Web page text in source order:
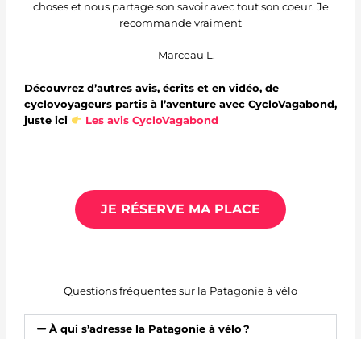
choses et nous partage son savoir avec tout son coeur. Je
recommande vraiment
Marceau L.
Découvrez d’autres avis, écrits et en vidéo, de
cyclovoyageurs partis à l’aventure avec CycloVagabond,
juste ici
Les avis CycloVagabond
JE RÉSERVE MA PLACE
Questions fréquentes sur la Patagonie à vélo
À qui s’adresse la Patagonie à vélo ?